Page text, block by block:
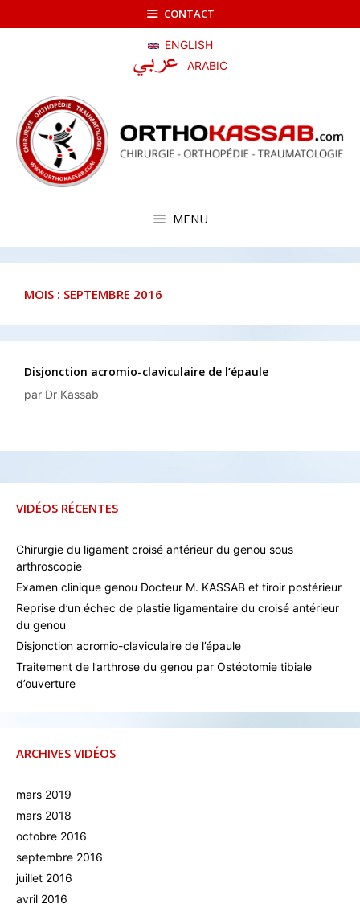
CONTACT
ENGLISH
ARABIC
MENU
MOIS : SEPTEMBRE 2016
Disjonction acromio-claviculaire de l’épaule
par Dr Kassab
VIDÉOS RÉCENTES
Chirurgie du ligament croisé antérieur du genou sous
arthroscopie
Examen clinique genou Docteur M. KASSAB et tiroir postérieur
Reprise d’un échec de plastie ligamentaire du croisé antérieur
du genou
Disjonction acromio-claviculaire de l’épaule
Traitement de l’arthrose du genou par Ostéotomie tibiale
d’ouverture
ARCHIVES VIDÉOS
mars 2019
mars 2018
octobre 2016
septembre 2016
juillet 2016
avril 2016